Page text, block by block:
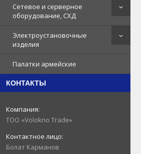
Сетевое и серверное
оборудование, СХД
Электроустановочные
изделия
Палатки армейские
КОНТАКТЫ
ТОО «Volokno Trade»
Болат Карманов